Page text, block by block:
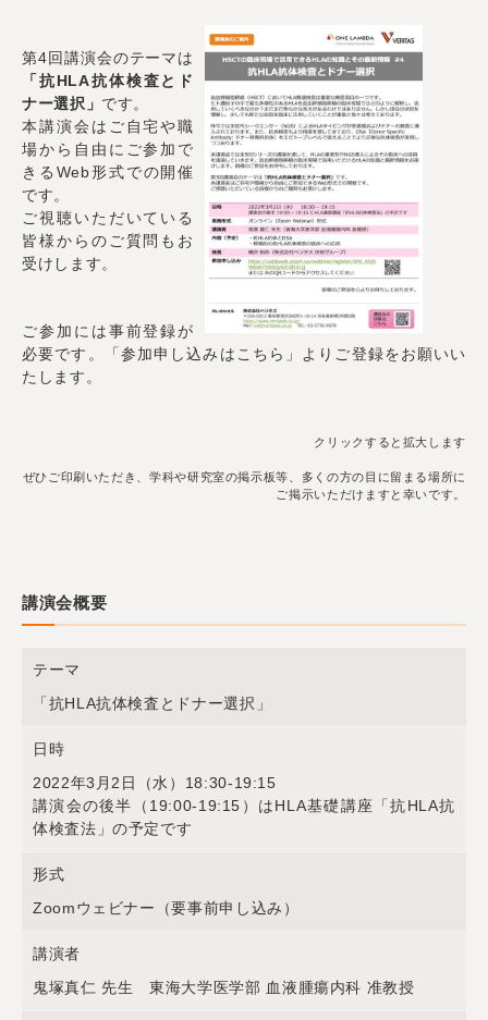
第4回講演会のテーマは
「抗HLA抗体検査とド
ナー選択」 です。
本講演会はご自宅や職
場から自由にご参加で
きるWeb形式での開催
です。
ご視聴いただいている
皆様からのご質問もお
受けします。
ご参加には事前登録が
必要です。「参加申し込みはこちら」よりご登録をお願いい
たします。
クリックすると拡大します
ぜひご印刷いただき、学科や研究室の掲示板等、多くの方の目に留まる場所に
ご掲示いただけますと幸いです。
講演会概要
テーマ
「抗HLA抗体検査とドナー選択」
日時
2022年3月2日（水）18:30-19:15
講演会の後半（19:00-19:15）はHLA基礎講座「抗HLA抗
体検査法」の予定です
形式
Zoomウェビナー（要事前申し込み）
講演者
鬼塚真仁 先生 東海大学医学部 血液腫瘍内科 准教授